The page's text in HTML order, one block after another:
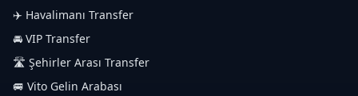
✈️ Havalimanı Transfer
🚘 VIP Transfer
🛣️ Şehirler Arası Transfer
🚐 Vito Gelin Arabası